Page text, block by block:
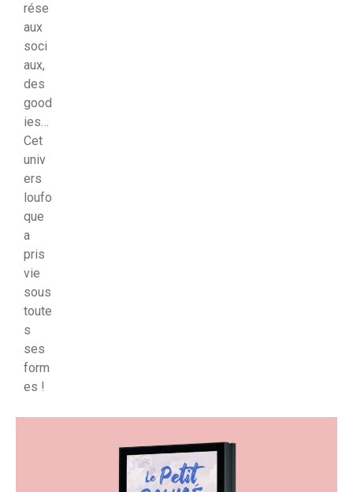
rése
aux
soci
aux,
des
good
ies…
Cet
univ
ers
loufo
que
a
pris
vie
sous
toute
s
ses
form
es !